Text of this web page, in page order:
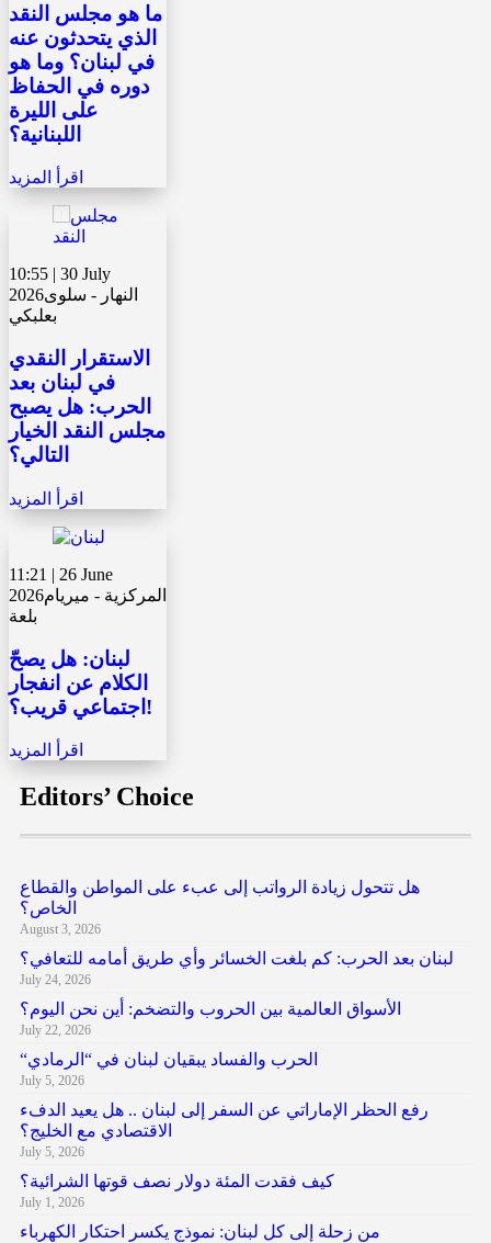
ما هو مجلس النقد
الذي يتحدثون عنه
في لبنان؟ وما هو
دوره في الحفاظ
على الليرة
اللبنانية؟
اقرأ المزيد
10:55 | 30 July
2026النهار - سلوى
بعلبكي
الاستقرار النقدي
في لبنان بعد
الحرب: هل يصبح
مجلس النقد الخيار
التالي؟
اقرأ المزيد
11:21 | 26 June
2026المركزية - ميريام
بلعة
لبنان: هل يصحّ
الكلام عن انفجار
اجتماعي قريب؟!
اقرأ المزيد
Editors’ Choice
هل تتحول زيادة الرواتب إلى عبء على المواطن والقطاع
الخاص؟
August 3, 2026
لبنان بعد الحرب: كم بلغت الخسائر وأي طريق أمامه للتعافي؟
July 24, 2026
الأسواق العالمية بين الحروب والتضخم: أين نحن اليوم؟
July 22, 2026
“الحرب والفساد يبقيان لبنان في “الرمادي
July 5, 2026
رفع الحظر الإماراتي عن السفر إلى لبنان .. هل يعيد الدفء
الاقتصادي مع الخليج؟
July 5, 2026
كيف فقدت المئة دولار نصف قوتها الشرائية؟
July 1, 2026
من زحلة إلى كل لبنان: نموذج يكسر احتكار الكهرباء